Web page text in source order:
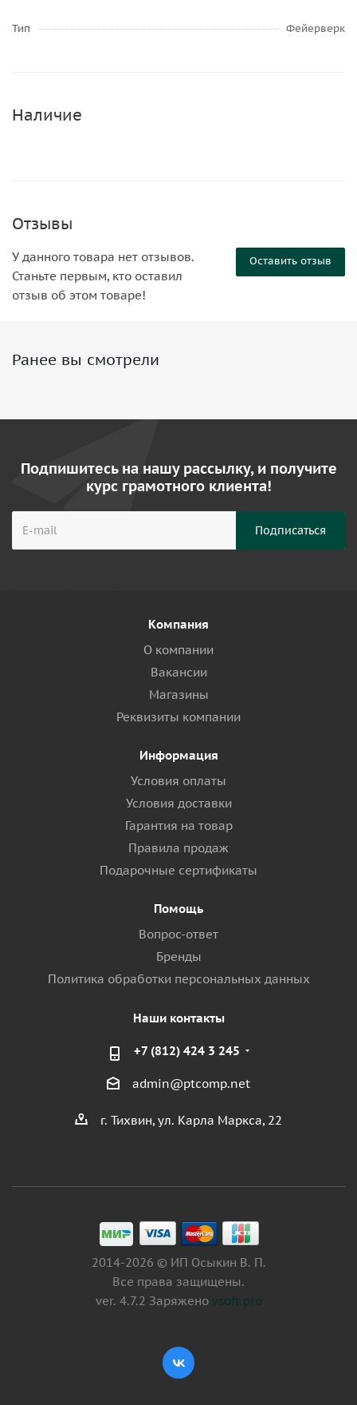
Тип Фейерверк
Наличие
Отзывы
Оставить отзыв
У данного товара нет отзывов.
Станьте первым, кто оставил
отзыв об этом товаре!
Ранее вы смотрели
Подпишитесь на нашу рассылку, и получите
курс грамотного клиента!
Компания
О компании
Вакансии
Магазины
Реквизиты компании
Информация
Условия оплаты
Условия доставки
Гарантия на товар
Правила продаж
Подарочные сертификаты
Помощь
Вопрос-ответ
Бренды
Политика обработки персональных данных
Наши контакты
+7 (812) 424 3 245
admin@ptcomp.net
г. Тихвин, ул. Карла Маркса, 22
2014-2026 © ИП Осыкин В. П.
Все права защищены.
ver. 4.7.2 Заряжено vsoft.pro